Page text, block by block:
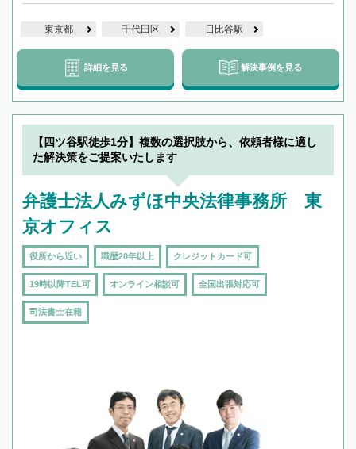
東京都 千代田区 日比谷駅
詳細を見る 解決事例を見る
【四ツ谷駅徒歩1分】複数の選択肢から、依頼者様に適し
た解決策をご提案いたします
弁護士法人みずほ中央法律事務所 東
京オフィス
役所から近い 職歴20年以上 クレジットカード可
19時以降TEL可 オンライン相談可 全国出張対応可
司法書士在籍